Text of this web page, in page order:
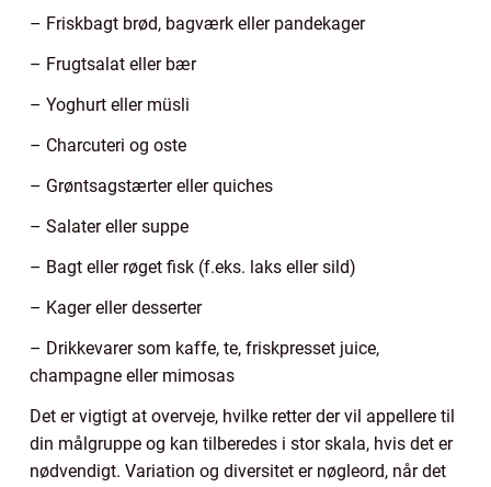
– Friskbagt brød, bagværk eller pandekager
– Frugtsalat eller bær
– Yoghurt eller müsli
– Charcuteri og oste
– Grøntsagstærter eller quiches
– Salater eller suppe
– Bagt eller røget fisk (f.eks. laks eller sild)
– Kager eller desserter
– Drikkevarer som kaffe, te, friskpresset juice,
champagne eller mimosas
Det er vigtigt at overveje, hvilke retter der vil appellere til
din målgruppe og kan tilberedes i stor skala, hvis det er
nødvendigt. Variation og diversitet er nøgleord, når det